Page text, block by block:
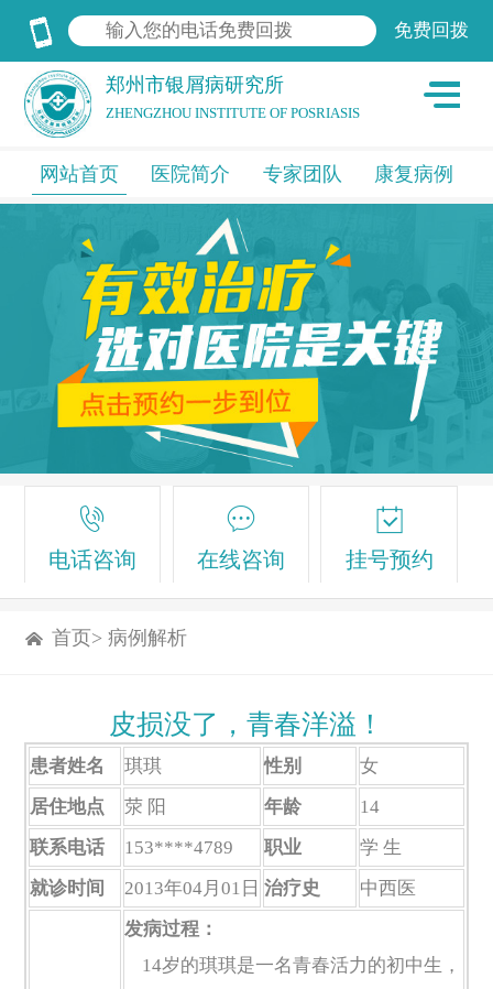
郑州市银屑病研究所
ZHENGZHOU INSTITUTE OF POSRIASIS
网站首页 医院简介 专家团队 康复病例
电话咨询 在线咨询 挂号预约
首页> 病例解析
皮损没了，青春洋溢！
患者姓名 琪琪 性别
女
居住地点
荥 阳 年龄
14
联系电话
153****4789 职业
学 生
就诊时间
2013年04月01日 治疗史 中西医
发病过程：
14岁的琪琪是一名青春活力的初中生，